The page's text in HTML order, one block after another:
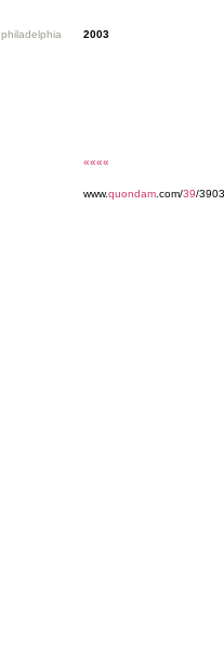
philadelphia 2003
««««
www.quondam .com/39/